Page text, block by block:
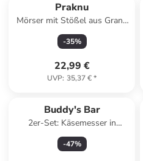
Praknu
Mörser mit Stößel aus Granit
- Für ein feines Mahlergebnis
- Mit
-35%
22,99 €
UVP: 35,37 €*
Buddy's Bar
2er-Set: Käsemesser in
Schwarz
-47%